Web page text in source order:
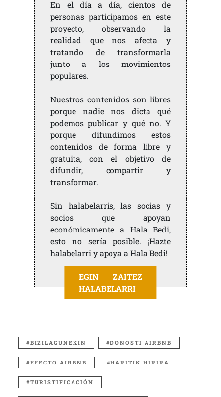
En el día a día, cientos de
personas participamos en este
proyecto, observando la
realidad que nos afecta y
tratando de transformarla
junto a los movimientos
populares.
Nuestros contenidos son libres
porque nadie nos dicta qué
podemos publicar y qué no. Y
porque difundimos estos
contenidos de forma libre y
gratuita, con el objetivo de
difundir, compartir y
transformar.
Sin halabelarris, las socias y
socios que apoyan
económicamente a Hala Bedi,
esto no sería posible. ¡Hazte
halabelarri y apoya a Hala Bedi!
EGIN ZAITEZ
HALABELARRI
BIZILAGUNEKIN DONOSTI AIRBNB
EFECTO AIRBNB HARITIK HIRIRA
TURISTIFICACIÓN